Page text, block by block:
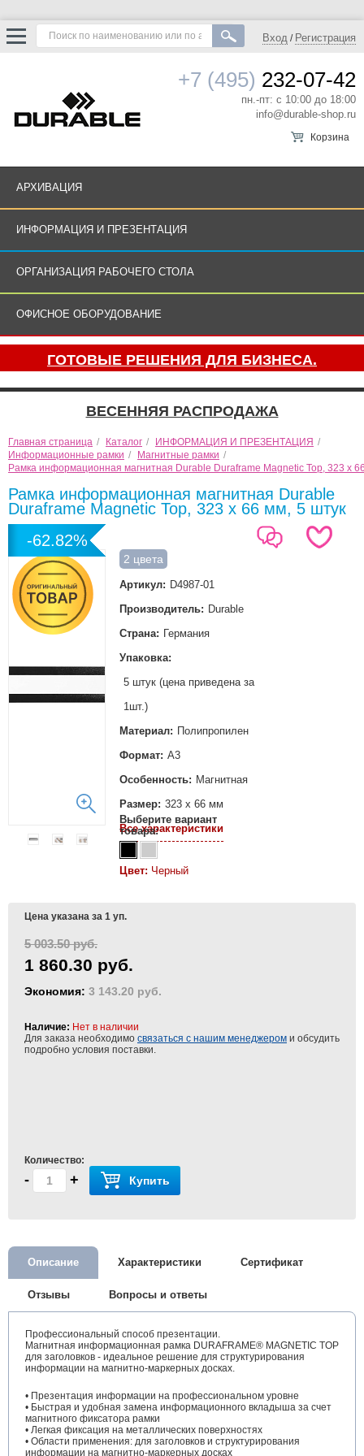
Вход / Регистрация
+7 (495) 232-07-42
пн.-пт: с 10:00 до 18:00
info@durable-shop.ru
Корзина
АРХИВАЦИЯ
ИНФОРМАЦИЯ И ПРЕЗЕНТАЦИЯ
ОРГАНИЗАЦИЯ РАБОЧЕГО СТОЛА
ОФИСНОЕ ОБОРУДОВАНИЕ
ГОТОВЫЕ РЕШЕНИЯ ДЛЯ БИЗНЕСА.
ВЕСЕННЯЯ РАСПРОДАЖА
Главная страница / Каталог / ИНФОРМАЦИЯ И ПРЕЗЕНТАЦИЯ /
Информационные рамки / Магнитные рамки /
Рамка информационная магнитная Durable Duraframe Magnetic Top, 323 x
Рамка информационная магнитная Durable
Duraframe Magnetic Top, 323 x 66 мм, 5 штук
-62.82%
2 цвета
Артикул: D4987-01
Производитель: Durable
Страна: Германия
Упаковка:
5 штук (цена приведена за
1шт.)
Материал: Полипропилен
Формат: А3
Особенность: Магнитная
Размер: 323 x 66 мм
Все характеристики
Выберите вариант
товара:
Цвет: Черный
Цена указана за 1 уп.
5 003.50 руб.
1 860.30 руб.
Экономия: 3 143.20 руб.
Наличие: Нет в наличии
Для заказа необходимо связаться с нашим менеджером и обсудить
подробно условия поставки.
Количество:
- + Купить
Описание Характеристики Сертификат
Отзывы Вопросы и ответы
Профессиональный способ презентации.
Магнитная информационная рамка DURAFRAME® MAGNETIC TOP
для заголовков - идеальное решение для структурирования
информации на магнитно-маркерных досках.
• Презентация информации на профессиональном уровне
• Быстрая и удобная замена информационного вкладыша за счет
магнитного фиксатора рамки
• Легкая фиксация на металлических поверхностях
• Области применения: для заголовков и структурирования
информации на магнитно-маркерных досках